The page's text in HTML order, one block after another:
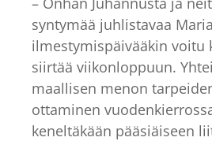
syntymää juhlistavaa
ilmestymispäivääkin voitu
siirtää viikonloppuun.
maallisen menon
ottaminen
keneltäkään pääsiäiseen